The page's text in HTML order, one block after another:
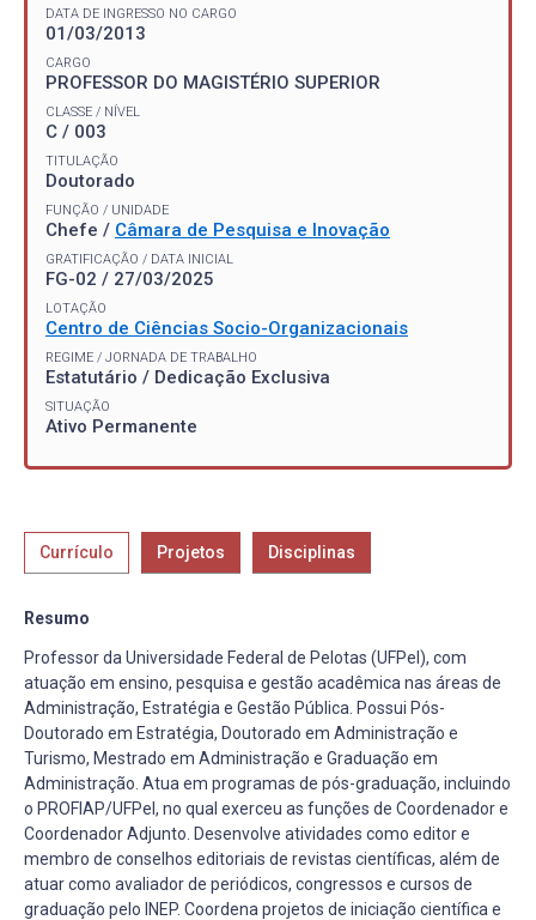
DATA DE INGRESSO NO CARGO
01/03/2013
CARGO
PROFESSOR DO MAGISTÉRIO SUPERIOR
CLASSE / NÍVEL
C / 003
TITULAÇÃO
Doutorado
FUNÇÃO / UNIDADE
Chefe / Câmara de Pesquisa e Inovação
GRATIFICAÇÃO / DATA INICIAL
FG-02 / 27/03/2025
LOTAÇÃO
Centro de Ciências Socio-Organizacionais
REGIME / JORNADA DE TRABALHO
Estatutário / Dedicação Exclusiva
SITUAÇÃO
Ativo Permanente
Currículo Projetos Disciplinas
Resumo
Professor da Universidade Federal de Pelotas (UFPel), com
atuação em ensino, pesquisa e gestão acadêmica nas áreas de
Administração, Estratégia e Gestão Pública. Possui Pós-
Doutorado em Estratégia, Doutorado em Administração e
Turismo, Mestrado em Administração e Graduação em
Administração. Atua em programas de pós-graduação, incluindo
o PROFIAP/UFPel, no qual exerceu as funções de Coordenador e
Coordenador Adjunto. Desenvolve atividades como editor e
membro de conselhos editoriais de revistas científicas, além de
atuar como avaliador de periódicos, congressos e cursos de
graduação pelo INEP. Coordena projetos de iniciação científica e